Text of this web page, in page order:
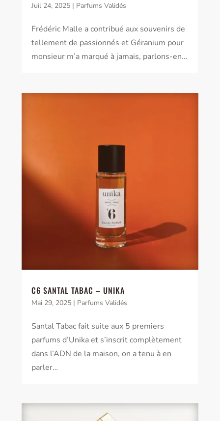
Juil 24, 2025| Parfums Validés
Frédéric Malle a contribué aux souvenirs de
tellement de passionnés et Géranium pour
monsieur m’a marqué à jamais, parlons-en…
C6 SANTAL TABAC – UNIKA
Mai 29, 2025| Parfums Validés
Santal Tabac fait suite aux 5 premiers
parfums d’Unika et s’inscrit complètement
dans l’ADN de la maison, on a tenu à en
parler…